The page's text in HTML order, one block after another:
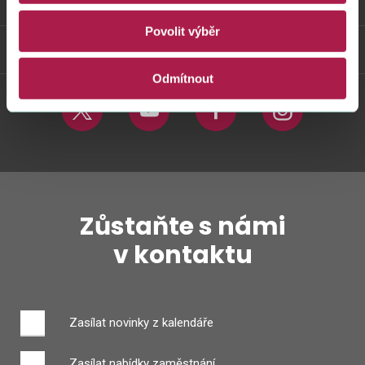
Povolit výběr
Odmítnout
Weby FS
Twitter Youtube Facebook Instagram
Zůstaňte s námi
v kontaktu
Zasílat novinky z kalendáře